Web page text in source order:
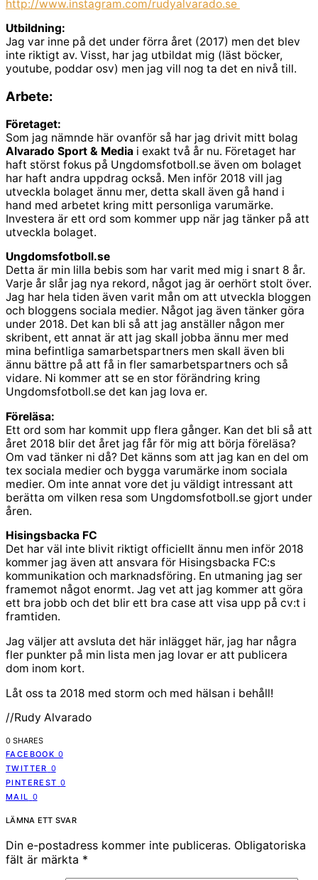
http://www.instagram.com/rudyalvarado.se
Utbildning:
Jag var inne på det under förra året (2017) men det blev
inte riktigt av. Visst, har jag utbildat mig (läst böcker,
youtube, poddar osv) men jag vill nog ta det en nivå till.
Arbete:
Företaget:
Som jag nämnde här ovanför så har jag drivit mitt bolag
Alvarado Sport & Media i exakt två år nu. Företaget har
haft störst fokus på Ungdomsfotboll.se även om bolaget
har haft andra uppdrag också. Men inför 2018 vill jag
utveckla bolaget ännu mer, detta skall även gå hand i
hand med arbetet kring mitt personliga varumärke.
Investera är ett ord som kommer upp när jag tänker på att
utveckla bolaget.
Ungdomsfotboll.se
Detta är min lilla bebis som har varit med mig i snart 8 år.
Varje år slår jag nya rekord, något jag är oerhört stolt över.
Jag har hela tiden även varit mån om att utveckla bloggen
och bloggens sociala medier. Något jag även tänker göra
under 2018. Det kan bli så att jag anställer någon mer
skribent, ett annat är att jag skall jobba ännu mer med
mina befintliga samarbetspartners men skall även bli
ännu bättre på att få in fler samarbetspartners och så
vidare. Ni kommer att se en stor förändring kring
Ungdomsfotboll.se det kan jag lova er.
Föreläsa:
Ett ord som har kommit upp flera gånger. Kan det bli så att
året 2018 blir det året jag får för mig att börja föreläsa?
Om vad tänker ni då? Det känns som att jag kan en del om
tex sociala medier och bygga varumärke inom sociala
medier. Om inte annat vore det ju väldigt intressant att
berätta om vilken resa som Ungdomsfotboll.se gjort under
åren.
Hisingsbacka FC
Det har väl inte blivit riktigt officiellt ännu men inför 2018
kommer jag även att ansvara för Hisingsbacka FC:s
kommunikation och marknadsföring. En utmaning jag ser
framemot något enormt. Jag vet att jag kommer att göra
ett bra jobb och det blir ett bra case att visa upp på cv:t i
framtiden.
Jag väljer att avsluta det här inlägget här, jag har några
fler punkter på min lista men jag lovar er att publicera
dom inom kort.
Låt oss ta 2018 med storm och med hälsan i behåll!
//Rudy Alvarado
0 SHARES
FACEBOOK 0
TWITTER 0
PINTEREST 0
MAIL
0
LÄMNA ETT SVAR
Din e-postadress kommer inte publiceras. Obligatoriska
fält är märkta *